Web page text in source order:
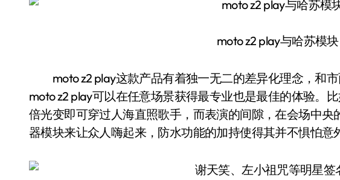
moto z2 play与哈苏模块
moto z2 play这款产品有着独一无二的差异化理念，和
moto z2 play可以在任意场景获得最专业也是最佳的体验。
倍光变即可穿过人海直照歌手，而表演的间隙，在会场中央
器模块来让众人嗨起来，防水功能的加持使得其并不惧怕意